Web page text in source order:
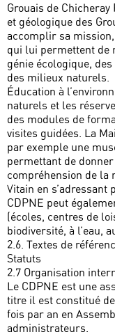
Grouais de
et géologique des
accomplir sa
qui lui permettent de
génie écologique,
des milieux naturels.
Éducation à
naturels et les
des modules de
visites guidées. La
par exemple une
permettant de
compréhension de la
Vitain en
CDPNE peut
(écoles, centres de
biodiversité, à l’eau,
2.6. Textes de
Statuts
2.7 Organisation
Le CDPNE est une
titre il est constitué
fois par an en
administrateurs.